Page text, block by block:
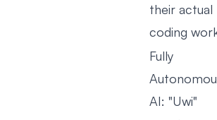
their actual
coding
Fully
AI: "Uwi"